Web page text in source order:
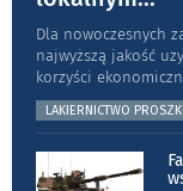
Dla nowoczesnych
najwyższą jakość
korzyści
LAKIERNICTWO